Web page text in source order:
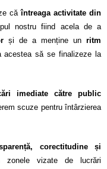
căîntreaga activitate din
nostru fiind acela de a
și de a menține un ritm
acestea să se finalizeze la
imediate către public
scuze pentru întârzierea
corectitudine și
zonele vizate de lucrări